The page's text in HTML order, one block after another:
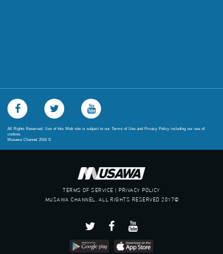
All Rights Reserved. Use of this Web site is subject to our Terms of Use and Privacy Policy including our use of
cookies
©
2016
TERMS OF SERVICE | PRIVACY POLICY
©2017 MUSAWA CHANNEL. ALL RIGHTS RESERVED.